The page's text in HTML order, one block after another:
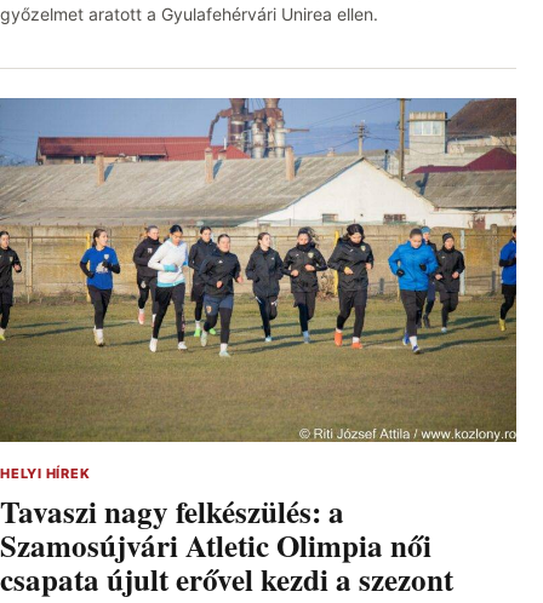
győzelmet aratott a Gyulafehérvári Unirea ellen.
HELYI HÍREK
Tavaszi nagy felkészülés: a
Szamosújvári Atletic Olimpia női
csapata újult erővel kezdi a szezont